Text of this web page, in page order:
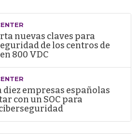
nuevas claves para
de los centros de
800 VDC
diez empresas españolas
con un SOC para